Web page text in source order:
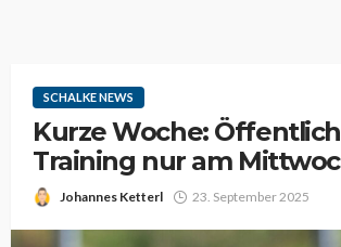
SCHALKE NEWS
Kurze Woche:
Training nur am
Johannes Ketterl 23. September 2025